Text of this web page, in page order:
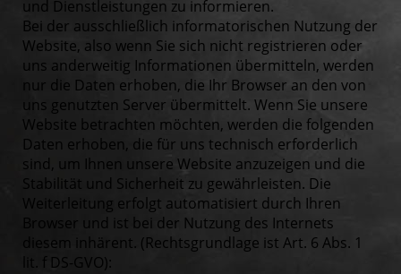
und Dienstleistungen zu informieren.
Bei der ausschließlich informatorischen Nutzung der
Website, also wenn Sie sich nicht registrieren oder
uns anderweitig Informationen übermitteln, werden
nur die Daten erhoben, die Ihr Browser an den von
uns genutzten Server übermittelt. Wenn Sie unsere
Website betrachten möchten, werden die folgenden
Daten erhoben, die für uns technisch erforderlich
sind, um Ihnen unsere Website anzuzeigen und die
Stabilität und Sicherheit zu gewährleisten. Die
Weiterleitung erfolgt automatisiert durch Ihren
Browser und ist bei der Nutzung des Internets
diesem inhärent. (Rechtsgrundlage ist Art. 6 Abs. 1
lit. f DS-GVO):